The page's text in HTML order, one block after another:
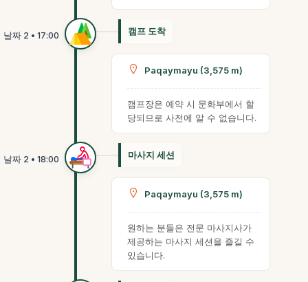
캠프 도착
Paqaymayu (3,575 m)
캠프장은 예약 시 문화부에서 할
당되므로 사전에 알 수 없습니다.
마사지 세션
Paqaymayu (3,575 m)
원하는 분들은 전문 마사지사가
제공하는 마사지 세션을 즐길 수
있습니다.